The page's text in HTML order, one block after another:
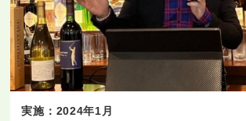
実施：2024年1月